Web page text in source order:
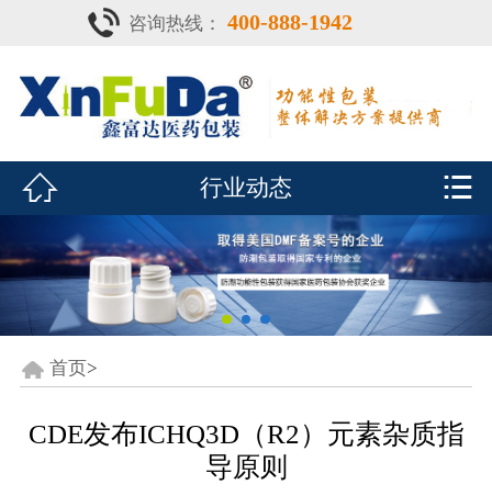
 首页
产品中心
鑫富达资质
行业动态
联系我们
咨询热线： 400-888-1942
 行业动态 
首页>
CDE发布ICHQ3D（R2）元素杂质指
导原则